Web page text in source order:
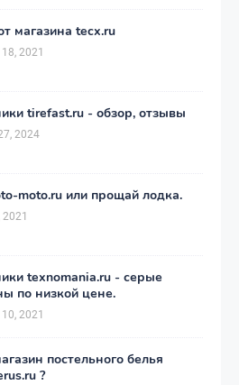
магазина tecx.ru
2021
tirefast.ru - обзор, отзывы
2024
moto.ru или прощай лодка.
texnomania.ru - серые
по низкой цене.
2021
постельного белья
?